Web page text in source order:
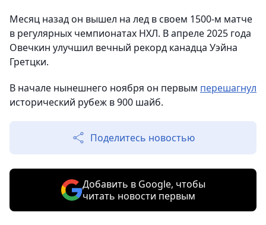
Месяц назад он вышел на лед в своем 1500-м матче
в регулярных чемпионатах НХЛ. В апреле 2025 года
Овечкин улучшил вечный рекорд канадца Уэйна
Гретцки.
В начале нынешнего ноября он первым перешагнул
исторический рубеж в 900 шайб.
Поделитесь новостью
Добавить в Google, чтобы
читать новости первым